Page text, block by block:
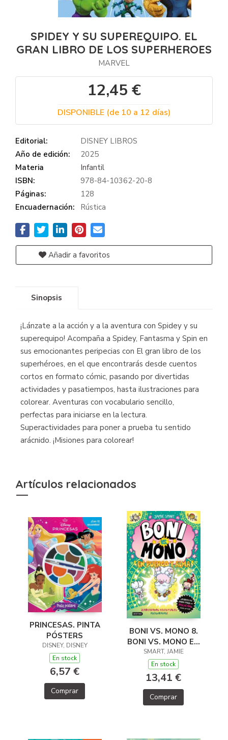
SPIDEY Y SU SUPEREQUIPO. EL
GRAN LIBRO DE LOS SUPERHEROES
MARVEL
12,45 €
DISPONIBLE (de 10 a 12 días)
Editorial:
DISNEY LIBROS
Año de edición:
2025
Materia
Infantil
ISBN:
978-84-10362-20-8
Páginas:
128
Encuadernación:
Rústica
Añadir a favoritos
Sinopsis
¡Lánzate a la acción y a la aventura con Spidey y su
superequipo! Acompaña a Spidey, Fantasma y Spin en
sus emocionantes peripecias con El gran libro de los
superhéroes, en el que encontrarás desde cuentos
cortos en formato cómic, pasando por divertidas
actividades y pasatiempos, hasta ilustraciones para
colorear. Aventuras con vocabulario sencillo,
perfectas para iniciarse en la lectura.
Superactividades para poner a prueba tu sentido
arácnido. ¡Misiones para colorear!
Artículos relacionados
PRINCESAS. PINTA
PÓSTERS
DISNEY, DISNEY
En stock
6,57 €
Comprar
BONI VS. MONO 8.
BONI VS. MONO EN
PUERCO Y ALMA
SMART, JAMIE
En stock
13,41 €
Comprar